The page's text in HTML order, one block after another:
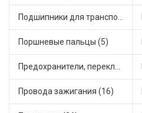
Подшипники для транспорта (24)
Поршневые пальцы (5)
Предохранители, переключатели, кнопки автомобильные (54)
Провода зажигания (16)